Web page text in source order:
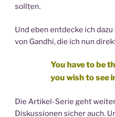
sollten.
Und eben entdecke ich
von Gandhi, die ich nun
You have to be
you wish to see in
Die Artikel-Serie geht
Diskussionen sicher auch.